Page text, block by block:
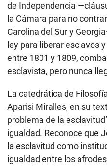
de Independencia
la Cámara para no
Carolina del Sur y
ley para liberar esclavos
entre 1801 y 1809,
esclavista, pero nunca
La catedrática de
Aparisi Miralles, en su
problema de la
igualdad. Reconoce que
la esclavitud como
igualdad entre los